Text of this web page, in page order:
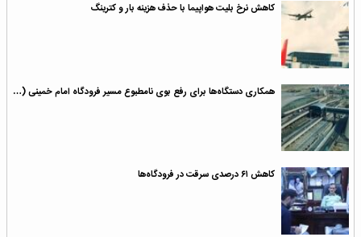
کاهش نرخ بلیت هواپیما با حذف هزینه بار و کترینگ
همکاری دستگاه‌ها برای رفع بوی نامطبوع مسیر فرودگاه امام خمینی (…
کاهش ۶۱ درصدی سرقت در فرودگاه‌ها